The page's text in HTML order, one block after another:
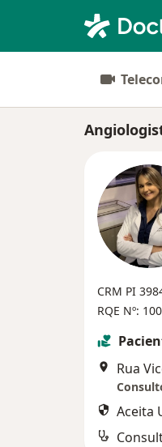
CRM PI
RQE Nº:
Rua
Aceita